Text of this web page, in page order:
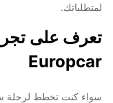
لمتطلباتك.
تعرف على
Europcar
سواء كنت تخطط لرحلة